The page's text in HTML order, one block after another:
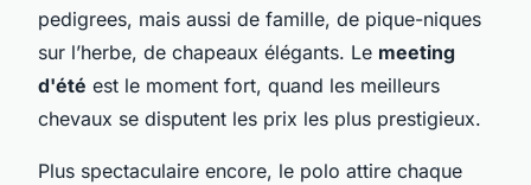
pedigrees, mais aussi de famille, de pique-niques
sur l’herbe, de chapeaux élégants. Le meeting
d'été est le moment fort, quand les meilleurs
chevaux se disputent les prix les plus prestigieux.
Plus spectaculaire encore, le polo attire chaque